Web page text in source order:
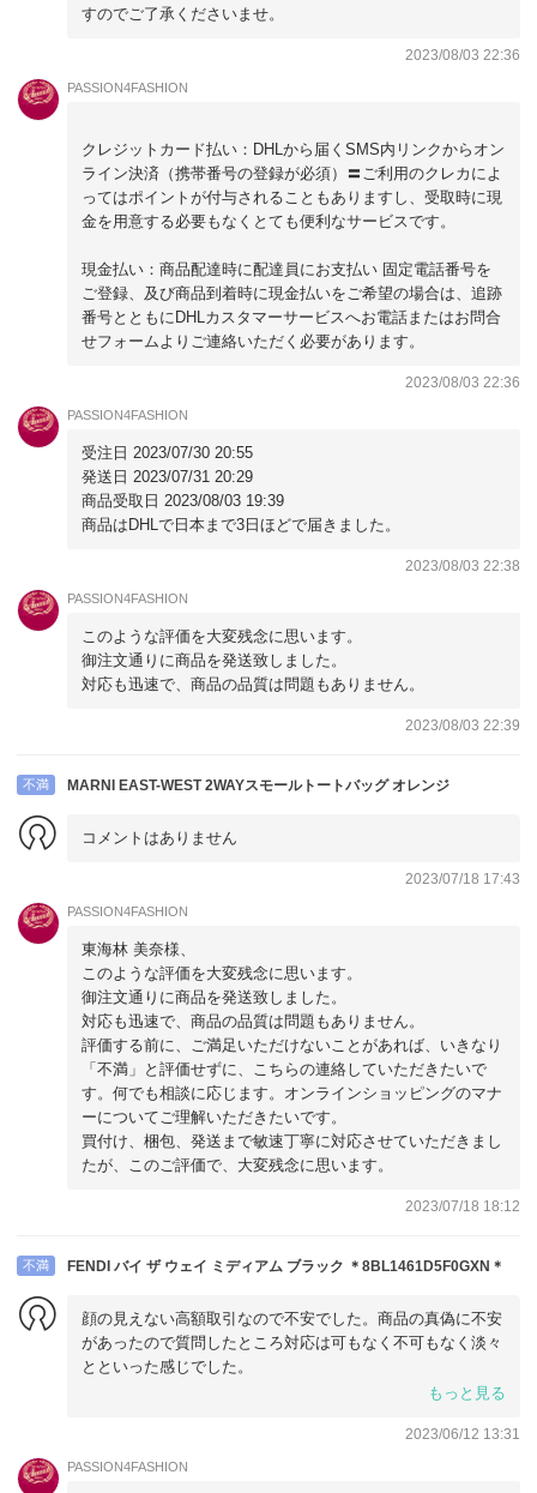
すのでご了承くださいませ。
2023/08/03 22:36
PASSION4FASHION
クレジットカード払い：DHLから届くSMS内リンクからオン
ライン決済（携帯番号の登録が必須）〓ご利用のクレカによ
ってはポイントが付与されることもありますし、受取時に現
金を用意する必要もなくとても便利なサービスです。
現金払い：商品配達時に配達員にお支払い 固定電話番号を
ご登録、及び商品到着時に現金払いをご希望の場合は、追跡
番号とともにDHLカスタマーサービスへお電話またはお問合
せフォームよりご連絡いただく必要があります。
2023/08/03 22:36
PASSION4FASHION
受注日 2023/07/30 20:55
発送日 2023/07/31 20:29
商品受取日 2023/08/03 19:39
商品はDHLで日本まで3日ほどで届きました。
2023/08/03 22:38
PASSION4FASHION
このような評価を大変残念に思います。
御注文通りに商品を発送致しました。
対応も迅速で、商品の品質は問題もありません。
2023/08/03 22:39
不満 MARNI EAST-WEST 2WAYスモールトートバッグ オレンジ
コメントはありません
2023/07/18 17:43
PASSION4FASHION
東海林 美奈様、
このような評価を大変残念に思います。
御注文通りに商品を発送致しました。
対応も迅速で、商品の品質は問題もありません。
評価する前に、ご満足いただけないことがあれば、いきなり
「不満」と評価せずに、こちらの連絡していただきたいで
す。何でも相談に応じます。オンラインショッピングのマナ
ーについてご理解いただきたいです。
買付け、梱包、発送まで敏速丁寧に対応させていただきまし
たが、このご評価で、大変残念に思います。
2023/07/18 18:12
不満 FENDI バイ ザ ウェイ ミディアム ブラック ＊8BL1461D5F0GXN＊
顔の見えない高額取引なので不安でした。商品の真偽に不安
があったので質問したところ対応は可もなく不可もなく淡々
とといった感じでした。
商品についての案内がもう少し丁寧な対応だと安心して取引
もっと見る
2023/06/12 13:31
PASSION4FASHION